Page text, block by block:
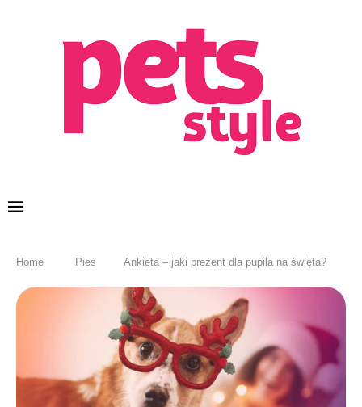
Home Pies Ankieta – jaki prezent dla pupila na święta?